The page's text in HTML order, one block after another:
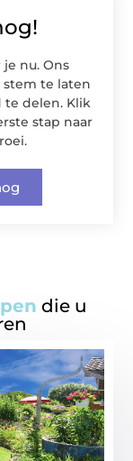
nu. Ons
te laten
delen. Klik
stap naar
die u